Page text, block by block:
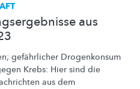
aus
gefährlicher Drogenkonsum
Krebs: Hier sind die
aus dem